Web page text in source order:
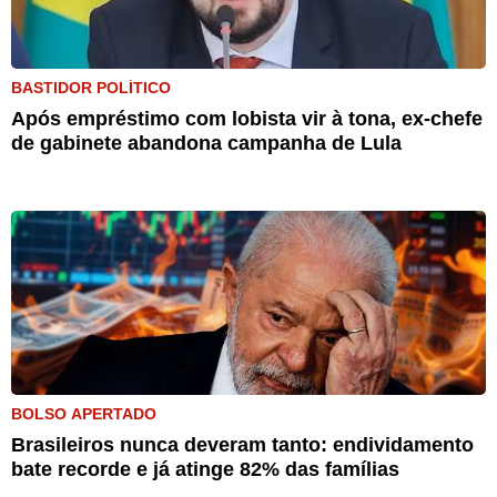
BASTIDOR POLÍTICO
Após empréstimo com lobista vir à tona, ex-chefe
de gabinete abandona campanha de Lula
BOLSO APERTADO
Brasileiros nunca deveram tanto: endividamento
bate recorde e já atinge 82% das famílias